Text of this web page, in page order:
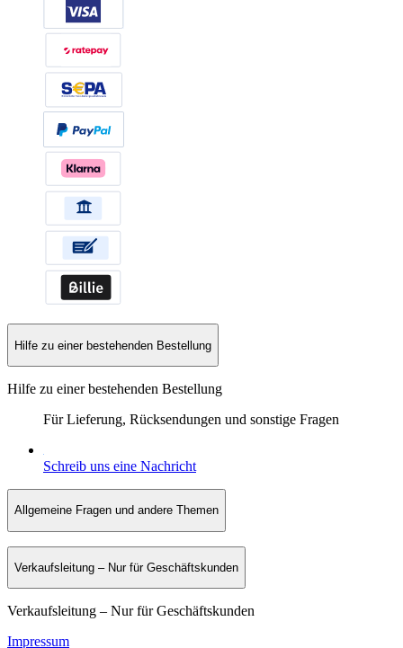
Hilfe zu einer bestehenden Bestellung
Hilfe zu einer bestehenden Bestellung
Für Lieferung, Rücksendungen und sonstige Fragen
Schreib uns eine Nachricht
Allgemeine Fragen und andere Themen
Verkaufsleitung – Nur für Geschäftskunden
Verkaufsleitung – Nur für Geschäftskunden
Impressum